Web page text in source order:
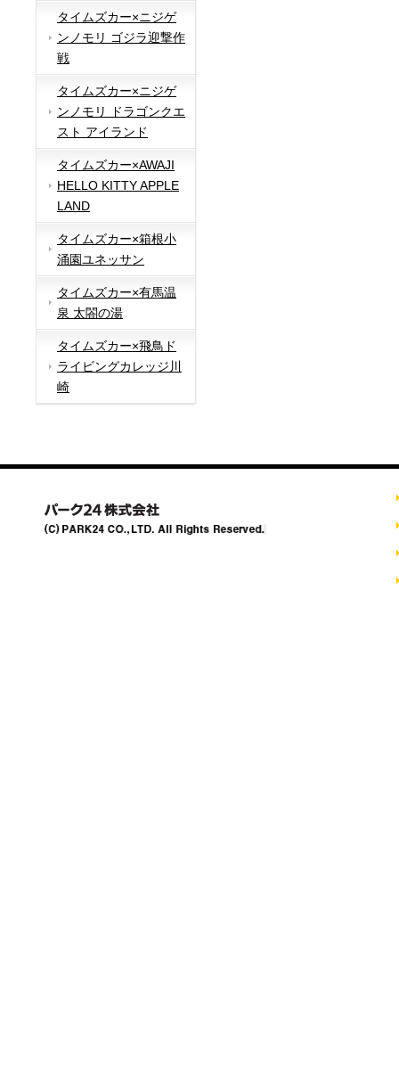
タイムズカー×ニジゲ
ンノモリ ゴジラ迎撃作
戦
タイムズカー×ニジゲ
ンノモリ ドラゴンクエ
スト アイランド
タイムズカー×AWAJI
HELLO KITTY APPLE
LAND
タイムズカー×箱根小
涌園ユネッサン
タイムズカー×有馬温
泉 太閤の湯
タイムズカー×飛鳥ド
ライビングカレッジ川
崎